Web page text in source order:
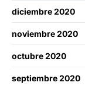
diciembre 2020
noviembre 2020
octubre 2020
septiembre 2020